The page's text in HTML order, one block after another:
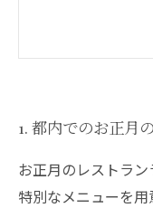
1. 都内でのお正月
お正月のレストラ
特別なメニューを